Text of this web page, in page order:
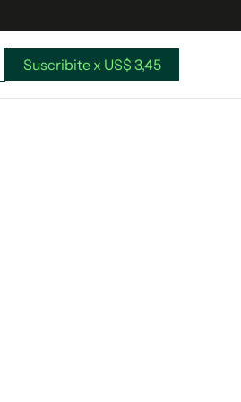
Suscribite x US$ 3,45